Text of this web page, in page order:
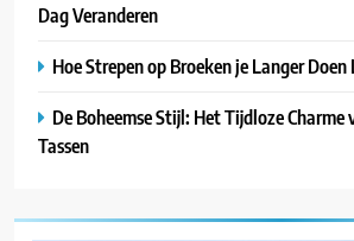
Dag Veranderen
Hoe Strepen op Broeken je Langer Doen
De Boheemse Stijl: Het Tijdloze Charme
Tassen